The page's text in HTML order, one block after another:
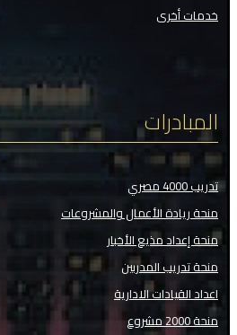
خدمات أخرى
المبادرات
تدريب 4000 مصري
منحة ريادة الأعمال والمشروعات
منحة إعداد مذيع الأخبار
منحة تدريب المدربين
اعداد القيادات الادارية
منحة 2000 مشروع